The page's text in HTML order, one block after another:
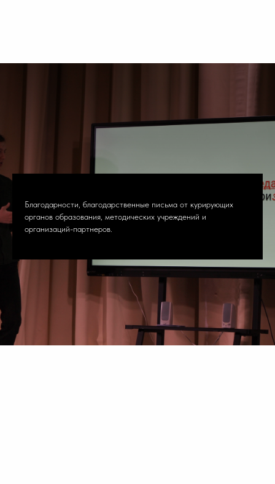
Благодарности, благодарственные письма от курирующих
органов образования, методических учреждений и
организаций-партнеров.